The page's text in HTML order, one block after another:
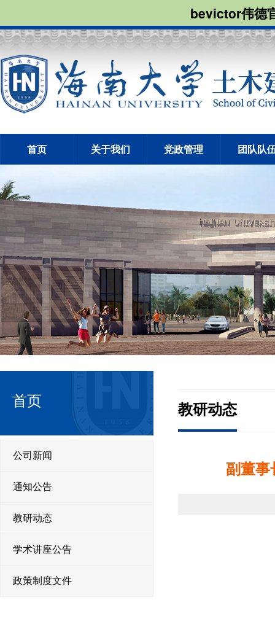
bevictor伟德
首页 关于我们 党政管理 团队队
首页
公司新闻
通知公告
教研动态
学术讲座公告
政策制度文件
教研动态
副董事